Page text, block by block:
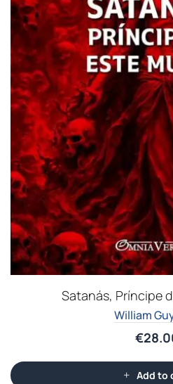
Satanás, Príncipe
William
€
Add to